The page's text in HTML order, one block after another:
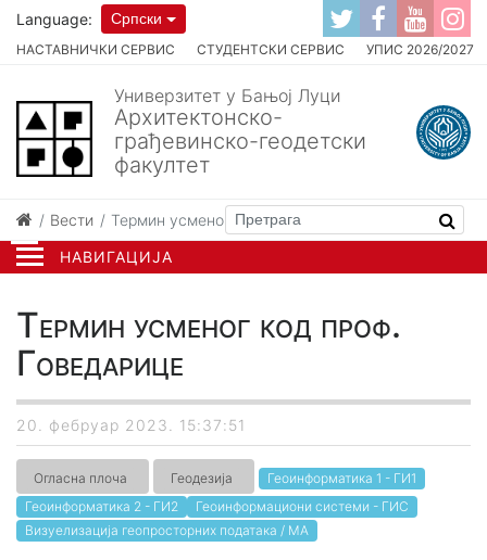
НАВИГАЦИЈА
НАСТАВНИЧКИ СЕРВИС СТУДЕНТСКИ СЕРВИС УПИС 2026/2027
Language: Српски
Универзитет у Бањој Луци
Архитектонско-
грађевинско-геодетски
факултет
Вести Термин усменог код проф. Говедарице
Термин усменог код проф.
Говедарице
20. фебруар 2023. 15:37:51
Огласна плоча Геодезија
Геоинформатика 1 - ГИ1
Геоинформатика 2 - ГИ2
Геоинформациони системи - ГИС
Визуелизација геопросторних података / МА